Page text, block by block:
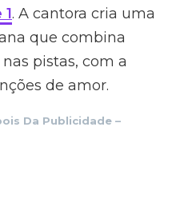
. A cantora cria uma
que combina
pistas, com a
de amor.
Da Publicidade –